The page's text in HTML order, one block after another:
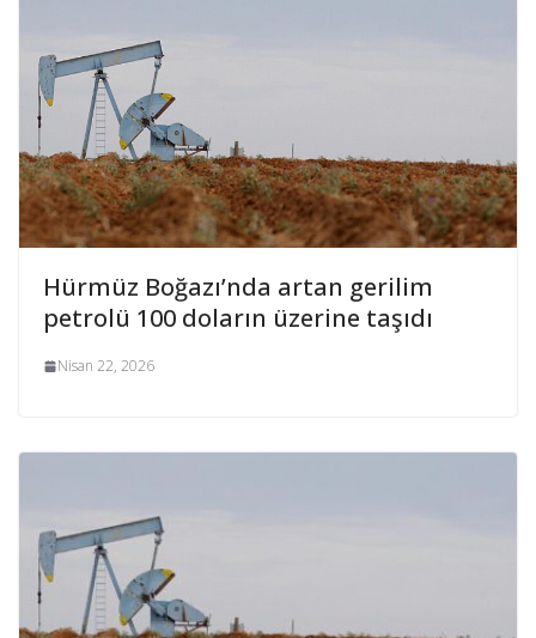
Hürmüz Boğazı’nda artan gerilim
petrolü 100 doların üzerine taşıdı
Nisan 22, 2026